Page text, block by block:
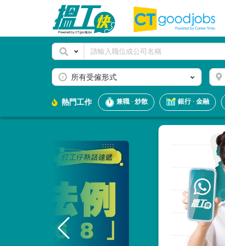
所有受僱形式
熱門工作 兼職 · 炒散 銀行 · 金融